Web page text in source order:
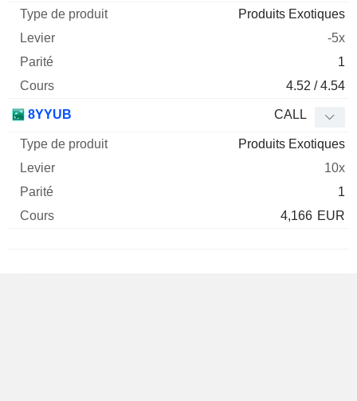
Produits Exotiques
-5x
1
4.52 / 4.54
8YYUB CALL
Produits Exotiques
10x
1
4,166 EUR